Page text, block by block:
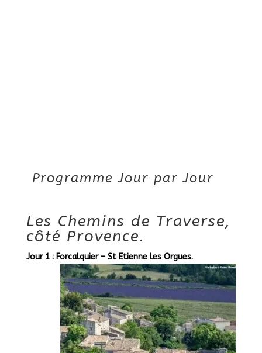
Programme Jour par Jour
Les Chemins de Traverse,
côté Provence.
Jour 1 : Forcalquier – St Etienne les Orgues.